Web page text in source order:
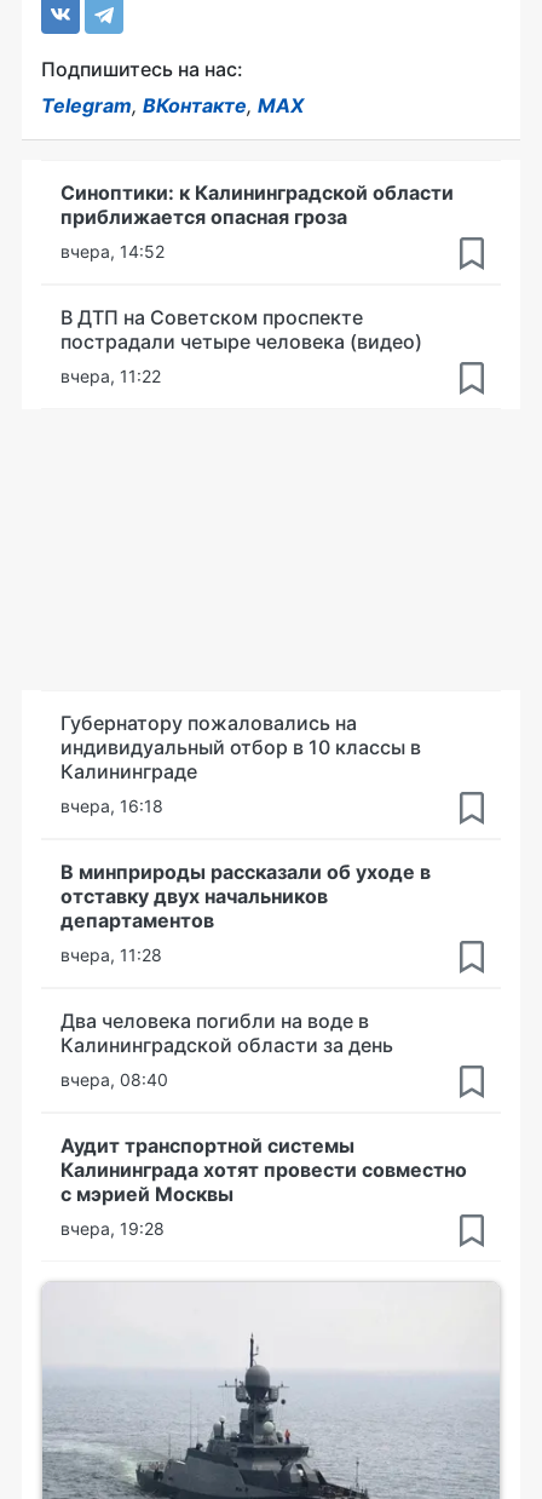
Подпишитесь на нас:
Telegram, ВКонтакте, MAX
Синоптики: к Калининградской области
приближается опасная гроза
вчера, 14:52
В ДТП на Советском проспекте
пострадали четыре человека (видео)
вчера, 11:22
Губернатору пожаловались на
индивидуальный отбор в 10 классы в
Калининграде
вчера, 16:18
В минприроды рассказали об уходе в
отставку двух начальников
департаментов
вчера, 11:28
Два человека погибли на воде в
Калининградской области за день
вчера, 08:40
Аудит транспортной системы
Калининграда хотят провести совместно
с мэрией Москвы
вчера, 19:28